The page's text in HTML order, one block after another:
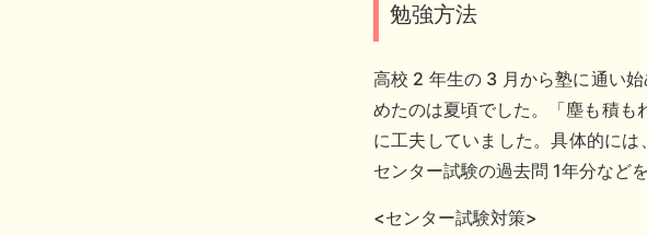
勉強方法
高校 2 年生の 3 月から塾に通い
めたのは夏頃でした。「塵も積も
に工夫していました。具体的に
センター試験の過去問 1年分など
<センター試験対策>